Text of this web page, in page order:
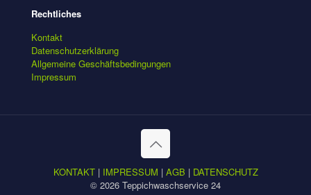
Rechtliches
Kontakt
Datenschutzerklärung
Allgemeine Geschäftsbedingungen
Impressum
KONTAKT| IMPRESSUM | AGB | DATENSCHUTZ
© 2026 Teppichwaschservice 24